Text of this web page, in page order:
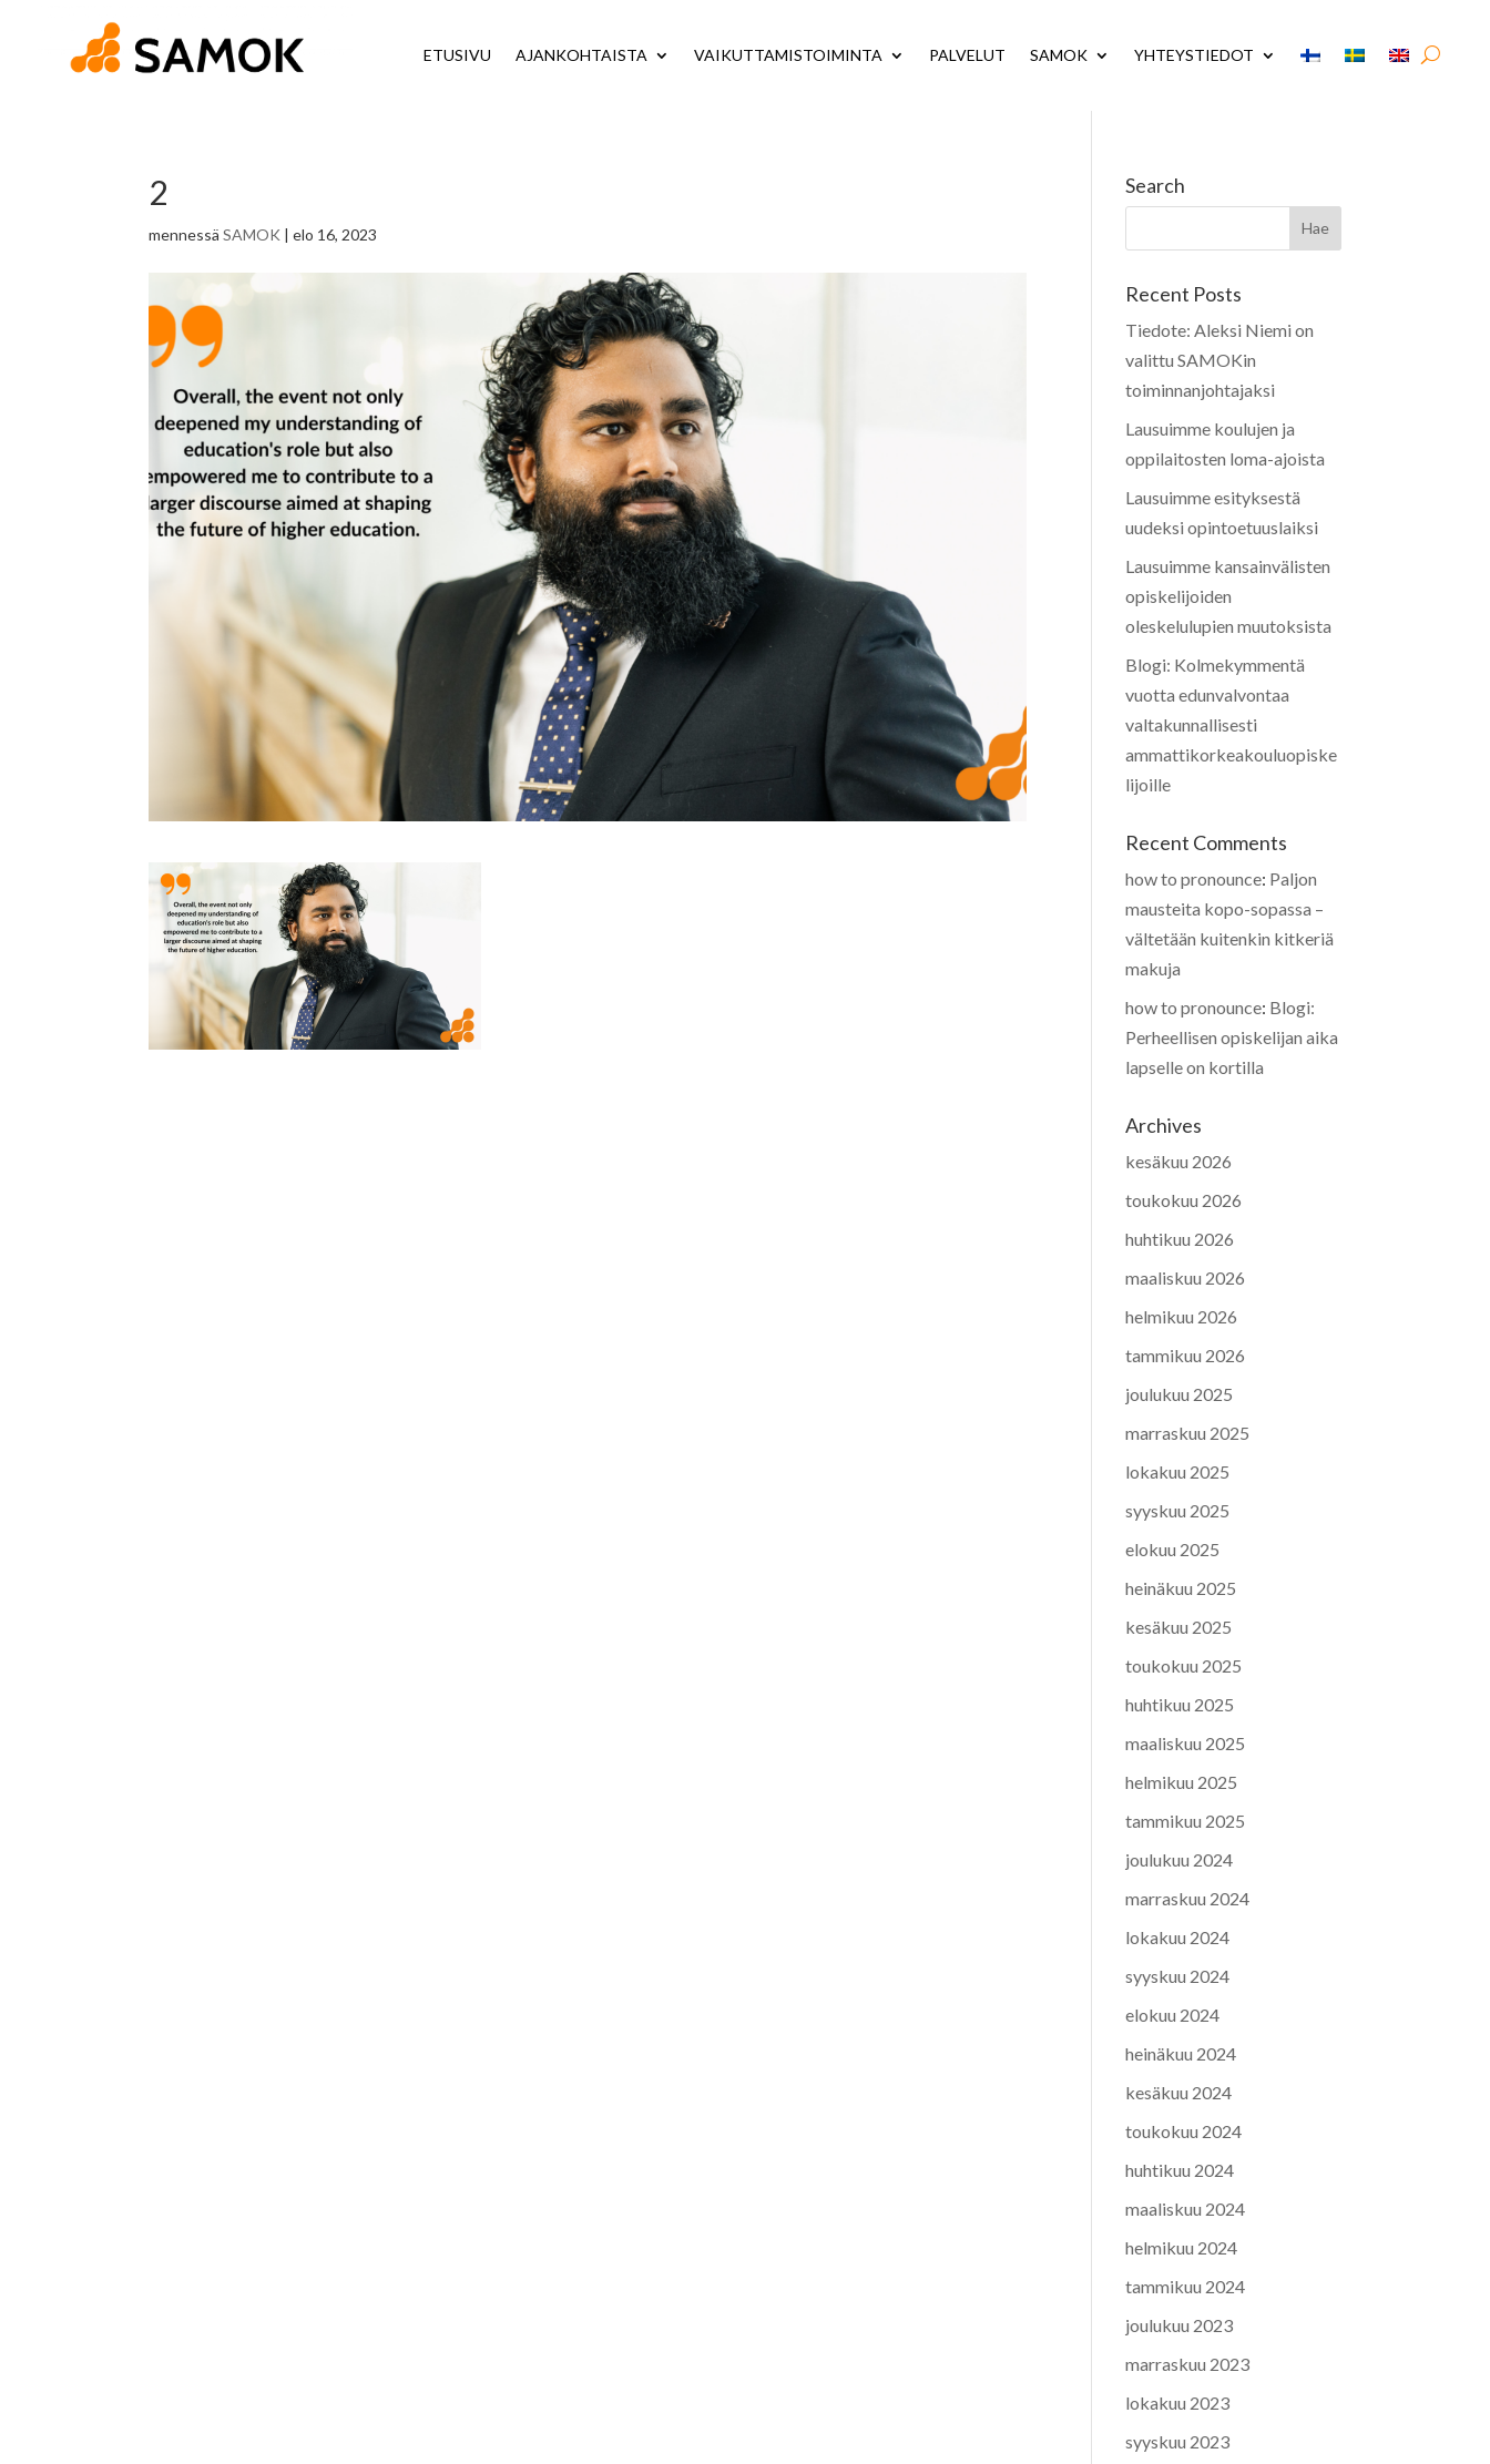
ETUSIVU AJANKOHTAISTA VAIKUTTAMISTOIMINTA PALVELUT SAMOK YHTEYSTIEDOT
2
mennessäSAMOK |elo 16, 2023
Search
Recent Posts
Tiedote: Aleksi Niemi on
valittu SAMOKin
toiminnanjohtajaksi
Lausuimme koulujen ja
oppilaitosten loma-ajoista
Lausuimme esityksestä
uudeksi opintoetuuslaiksi
Lausuimme kansainvälisten
opiskelijoiden
oleskelulupien muutoksista
Blogi: Kolmekymmentä
vuotta edunvalvontaa
valtakunnallisesti
ammattikorkeakouluopiske
lijoille
Recent Comments
how to pronounce: Paljon
mausteita kopo-sopassa –
vältetään kuitenkin kitkeriä
makuja
how to pronounce: Blogi:
Perheellisen opiskelijan aika
lapselle on kortilla
Archives
kesäkuu 2026
toukokuu 2026
huhtikuu 2026
maaliskuu 2026
helmikuu 2026
tammikuu 2026
joulukuu 2025
marraskuu 2025
lokakuu 2025
syyskuu 2025
elokuu 2025
heinäkuu 2025
kesäkuu 2025
toukokuu 2025
huhtikuu 2025
maaliskuu 2025
helmikuu 2025
tammikuu 2025
joulukuu 2024
marraskuu 2024
lokakuu 2024
syyskuu 2024
elokuu 2024
heinäkuu 2024
kesäkuu 2024
toukokuu 2024
huhtikuu 2024
maaliskuu 2024
helmikuu 2024
tammikuu 2024
joulukuu 2023
marraskuu 2023
lokakuu 2023
syyskuu 2023